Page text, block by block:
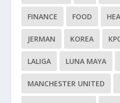
FINANCE FOOD
JERMAN KOREA
LALIGA LUNA MAYA
MANCHESTER UNITED